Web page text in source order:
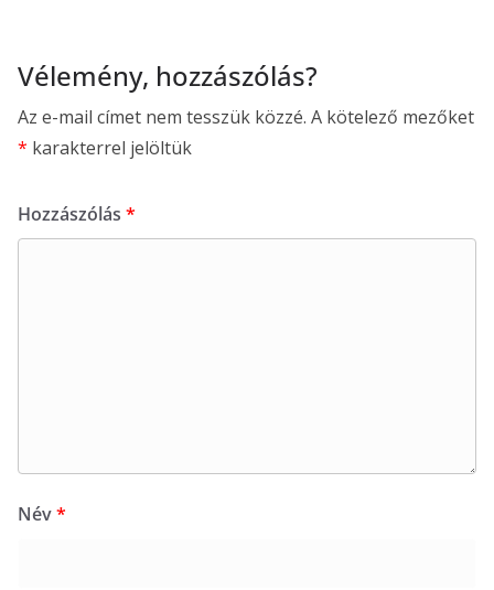
Vélemény, hozzászólás?
Az e-mail címet nem tesszük közzé. A kötelező mezőket
* karakterrel jelöltük
Hozzászólás *
Név*